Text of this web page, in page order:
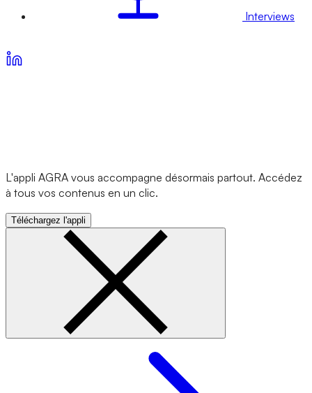
Interviews
L'appli AGRA vous accompagne désormais partout. Accédez
à tous vos contenus en un clic.
Téléchargez l'appli